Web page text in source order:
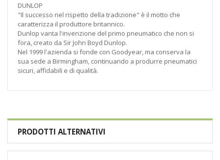
DUNLOP
"Il successo nel rispetto della tradizione" è il motto che
caratterizza il produttore britannico.
Dunlop vanta l'invenzione del primo pneumatico che non si
fora, creato da Sir John Boyd Dunlop.
Nel 1999 l'azienda si fonde con Goodyear, ma conserva la
sua sede a Birmingham, continuando a produrre pneumatici
sicuri, affidabili e di qualità.
PRODOTTI ALTERNATIVI